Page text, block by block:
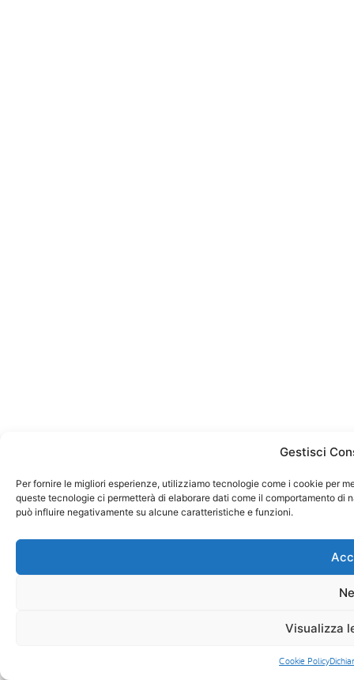
Gestisci
Per fornire le migliori esperienze, utilizziamo tecnologie come i cookie per
queste tecnologie ci permetterà di elaborare dati come il comportamento
può influire negativamente su alcune caratteristiche e funzioni.
Visualizza
Cookie Policy